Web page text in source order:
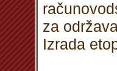
za
Izrada